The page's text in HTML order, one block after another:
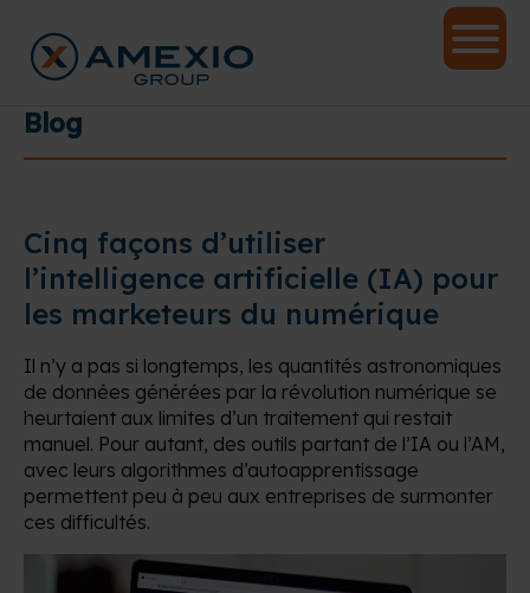
Blog
Cinq façons d’utiliser
l’intelligence artificielle (IA) pour
les marketeurs du numérique
Il n’y a pas si longtemps, les quantités astronomiques
de données générées par la révolution numérique se
heurtaient aux limites d’un traitement qui restait
manuel. Pour autant, des outils partant de l’IA ou l’AM,
avec leurs algorithmes d’autoapprentissage
permettent peu à peu aux entreprises de surmonter
ces difficultés.